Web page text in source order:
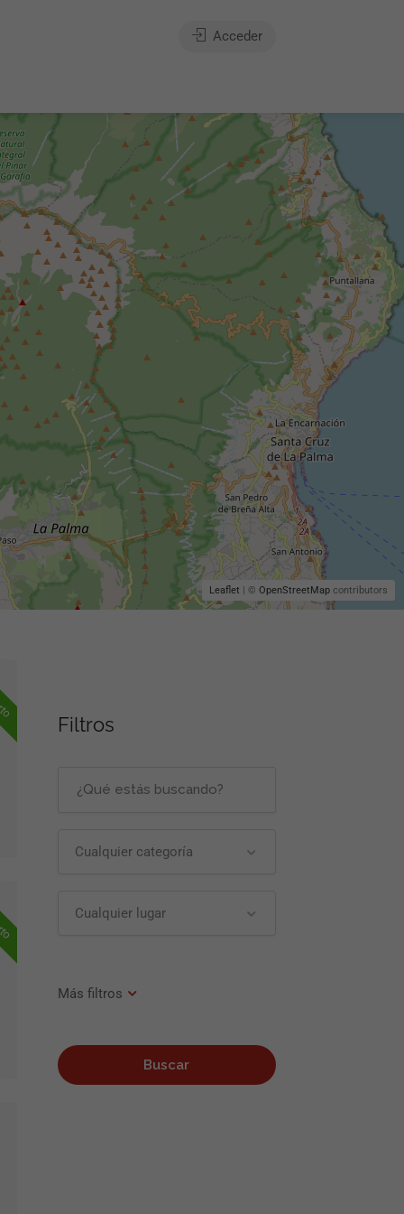
Acceder
Leaflet | © OpenStreetMap contributors
Filtros
Cualquier categoría
Cualquier lugar
Buscar